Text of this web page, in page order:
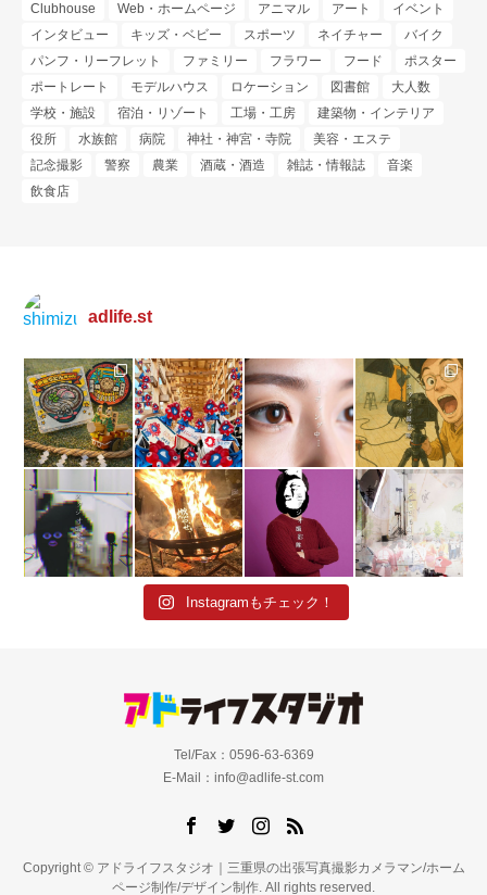
Clubhouse Web・ホームページ アニマル アート
イベント
インタビュー
キッズ・ベビー スポーツ ネイチャー
バイク
パンフ・リーフレット
ファミリー フラワー フード
ポスター
ポートレート
モデルハウス ロケーション 図書館
大人数
学校・施設
宿泊・リゾート 工場・工房
建築物・インテリア
役所
水族館 病院 神社・神宮・寺院
美容・エステ
記念撮影
警察 農業 酒蔵・酒造 雑誌・情報誌
音楽
飲食店
adlife.st
Instagramもチェック！
Tel/Fax：0596-63-6369
E-Mail：info@adlife-st.com
Copyright © アドライフスタジオ｜三重県の出張写真撮影カメラマン/ホーム
ページ制作/デザイン制作. All rights reserved.